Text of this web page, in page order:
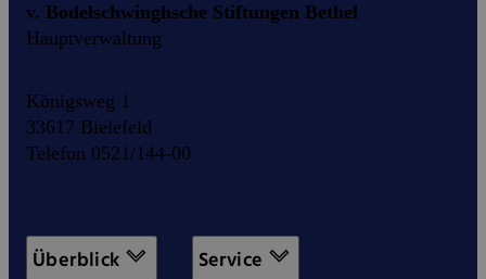
v. Bodelschwinghsche Stiftungen Bethel
Hauptverwaltung
Königsweg 1
33617 Bielefeld
Telefon 0521/144-00
Überblick
Service